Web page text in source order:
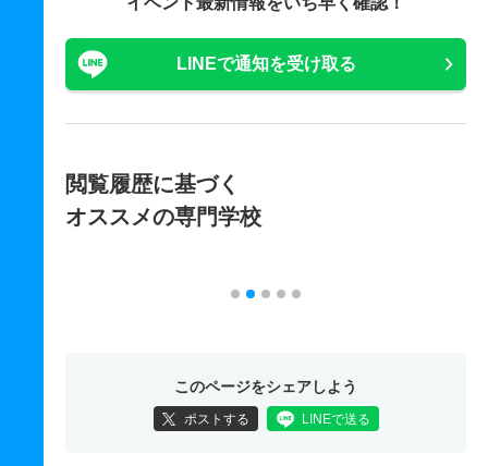
LINEで通知を受け取る
閲覧履歴に基づく
オススメの専門学校
このページをシェアしよう
ポストする LINEで送る